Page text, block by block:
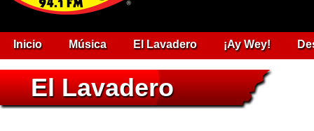
Inicio Música El Lavadero ¡Ay Wey!
El Lavadero